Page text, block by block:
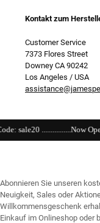
Kontakt zum
Customer Service
7373 Flores Street
Downey CA 90242
Los Angeles / USA
Open unser
Abonnieren Sie unseren
Neuigkeit, Sales oder
Willkommensgeschenk
Einkauf im Onlineshop oder